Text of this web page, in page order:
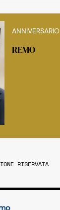
ANNIVERSARIO
REMO
RISERVATA